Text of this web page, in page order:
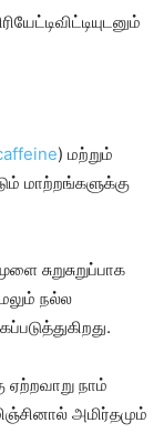
) மற்றும்
மாற்றங்களுக்கு
சுறுசுறுப்பாக
நல்ல
ஏற்றவாறு நாம்
அமிர்தமும்